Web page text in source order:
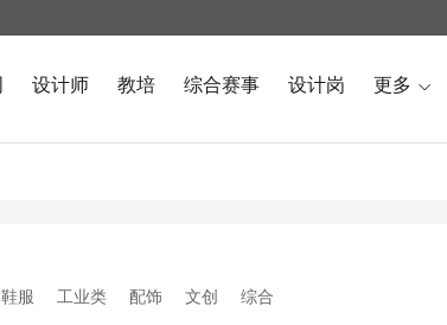
设计师 教培 综合赛事 设计岗 更多 
服 工业类 配饰 文创 综合